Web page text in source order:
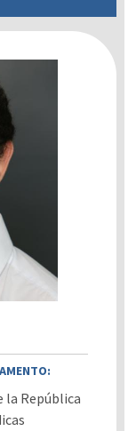
la República